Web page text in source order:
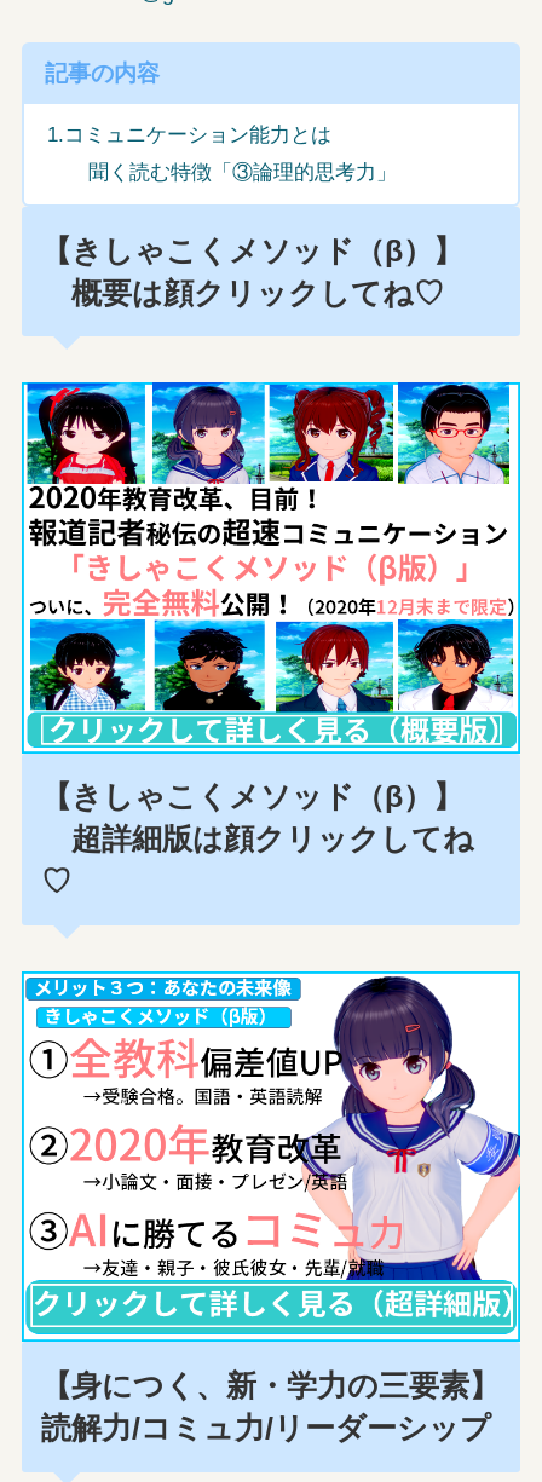
記事の内容
1.コミュニケーション能力とは
聞く読む特徴「③論理的思考力」
【きしゃこくメソッド（β）】
概要は顔クリックしてね♡
【きしゃこくメソッド（β）】
超詳細版は顔クリックしてね
♡
【身につく、新・学力の三要素】
読解力/コミュ力/リーダーシップ